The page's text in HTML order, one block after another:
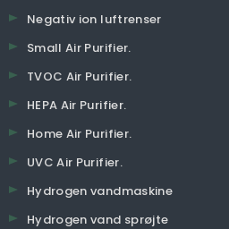
Negativ ion luftrenser
Small Air Purifier.
TVOC Air Purifier.
HEPA Air Purifier.
Home Air Purifier.
UVC Air Purifier.
Hydrogen vandmaskine
Hydrogen vand sprøjte